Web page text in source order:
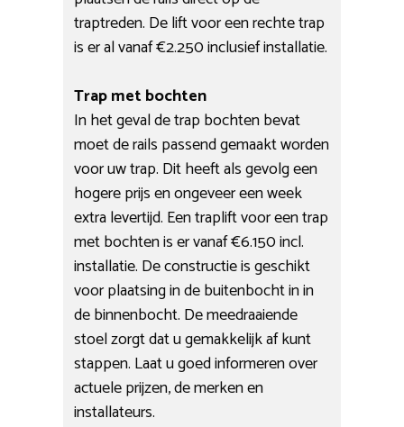
traptreden. De lift voor een rechte trap
is er al vanaf €2.250 inclusief installatie.
Trap met bochten
In het geval de trap bochten bevat
moet de rails passend gemaakt worden
voor uw trap. Dit heeft als gevolg een
hogere prijs en ongeveer een week
extra levertijd. Een traplift voor een trap
met bochten is er vanaf €6.150 incl.
installatie. De constructie is geschikt
voor plaatsing in de buitenbocht in in
de binnenbocht. De meedraaiende
stoel zorgt dat u gemakkelijk af kunt
stappen. Laat u goed informeren over
actuele prijzen, de merken en
installateurs.